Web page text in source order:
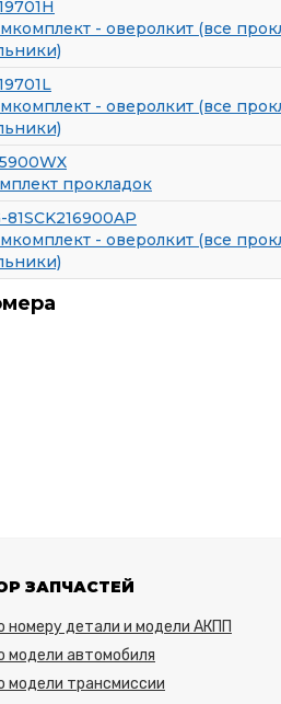
- оверолкит (все
- оверолкит (все
прокладок
81SCK216900AP
- оверолкит (все
ЗАПЧАСТЕЙ
номеру детали и модели АКПП
модели автомобиля
модели трансмиссии